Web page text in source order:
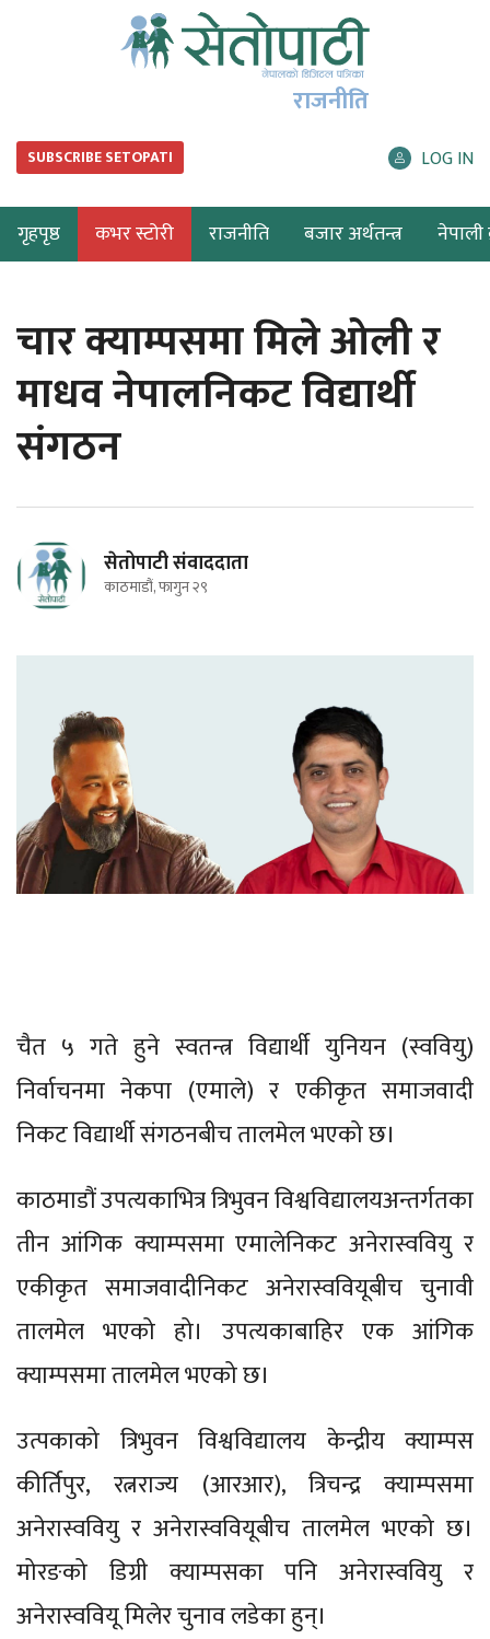
राजनीति
SUBSCRIBE SETOPATI LOG IN
गृहपृष्ठ कभर स्टोरी राजनीति बजार अर्थतन्त्र नेपाली
चार क्याम्पसमा मिले ओली र
माधव नेपालनिकट विद्यार्थी
संगठन
सेतोपाटी संवाददाता
काठमाडौं, फागुन २९
चैत ५ गते हुने स्वतन्त्र विद्यार्थी युनियन (स्ववियु)
निर्वाचनमा नेकपा (एमाले) र एकीकृत समाजवादी
निकट विद्यार्थी संगठनबीच तालमेल भएको छ।
काठमाडौं उपत्यकाभित्र त्रिभुवन विश्वविद्यालयअन्तर्गतका
तीन आंगिक क्याम्पसमा एमालेनिकट अनेरास्ववियु र
एकीकृत समाजवादीनिकट अनेरास्ववियूबीच चुनावी
तालमेल भएको हो। उपत्यकाबाहिर एक आंगिक
क्याम्पसमा तालमेल भएको छ।
उत्पकाको त्रिभुवन विश्वविद्यालय केन्द्रीय क्याम्पस
कीर्तिपुर, रत्नराज्य (आरआर), त्रिचन्द्र क्याम्पसमा
अनेरास्ववियु र अनेरास्ववियूबीच तालमेल भएको छ।
मोरङको डिग्री क्याम्पसका पनि अनेरास्ववियु र
अनेरास्ववियू मिलेर चुनाव लडेका हुन्।